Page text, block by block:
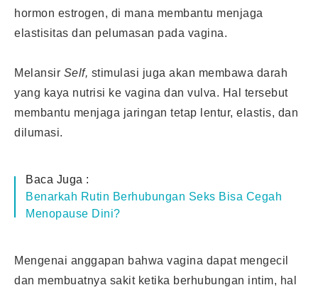
hormon estrogen, di mana membantu menjaga
elastisitas dan pelumasan pada vagina.
Melansir Self, stimulasi juga akan membawa darah
yang kaya nutrisi ke vagina dan vulva. Hal tersebut
membantu menjaga jaringan tetap lentur, elastis, dan
dilumasi.
Baca Juga :
Benarkah Rutin Berhubungan Seks Bisa Cegah
Menopause Dini?
Mengenai anggapan bahwa vagina dapat mengecil
dan membuatnya sakit ketika berhubungan intim, hal